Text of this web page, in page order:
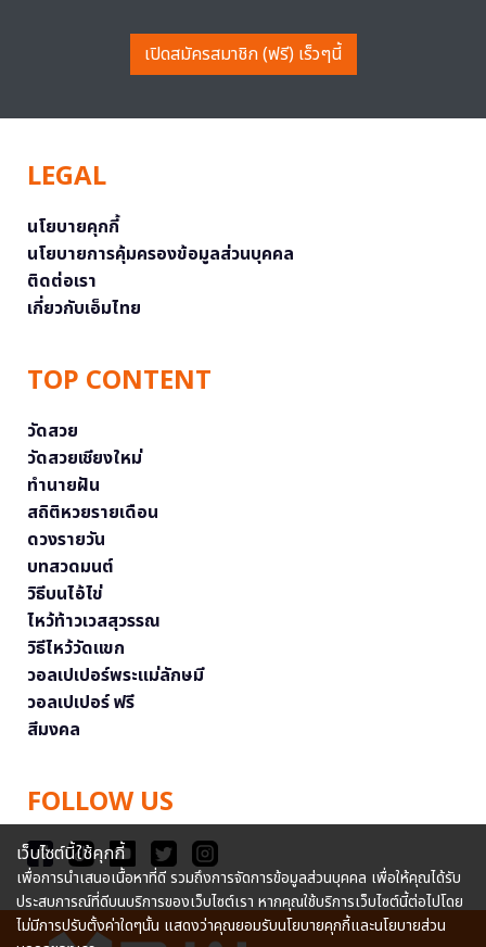
เปิดสมัครสมาชิก (ฟรี) เร็วๆนี้
LEGAL
นโยบายคุกกี้
นโยบายการคุ้มครองข้อมูลส่วนบุคคล
ติดต่อเรา
เกี่ยวกับเอ็มไทย
TOP CONTENT
วัดสวย
วัดสวยเชียงใหม่
ทำนายฝัน
สถิติหวยรายเดือน
ดวงรายวัน
บทสวดมนต์
วิธีบนไอ้ไข่
ไหว้ท้าวเวสสุวรรณ
วิธีไหว้วัดแขก
วอลเปเปอร์พระแม่ลักษมี
วอลเปเปอร์ ฟรี
สีมงคล
FOLLOW US
เว็บไซต์นี้ใช้คุกกี้
เพื่อการนำเสนอเนื้อหาที่ดี รวมถึงการจัดการข้อมูลส่วนบุคคล เพื่อให้คุณได้รับ
ประสบการณ์ที่ดีบนบริการของเว็บไซต์เรา หากคุณใช้บริการเว็บไซต์นี้ต่อไปโดย
ไม่มีการปรับตั้งค่าใดๆนั้น แสดงว่าคุณยอมรับนโยบายคุกกี้และนโยบายส่วน